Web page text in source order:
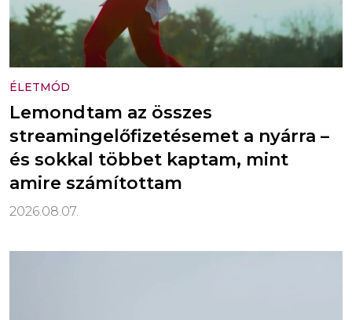
ÉLETMÓD
Lemondtam az összes
streamingelőfizetésemet a nyárra –
és sokkal többet kaptam, mint
amire számítottam
2026.08.07.